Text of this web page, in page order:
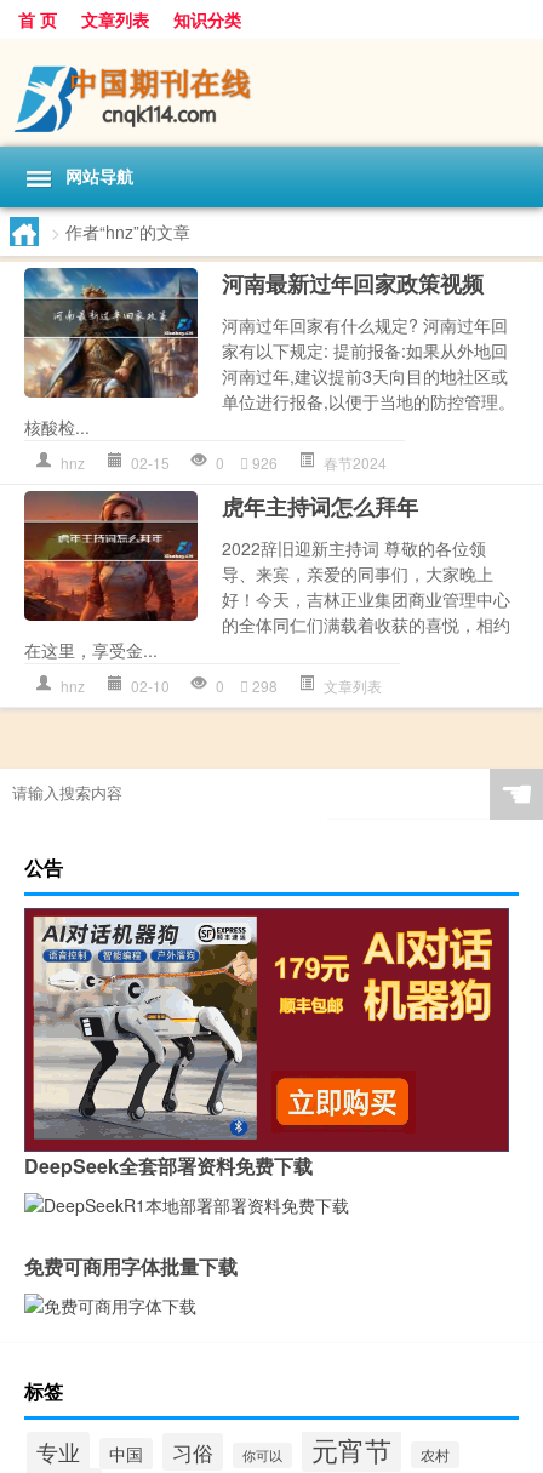
首 页 文章列表 知识分类
网站导航
> 作者“hnz”的文章
河南最新过年回家政策视频
河南过年回家有什么规定? 河南过年回
家有以下规定: 提前报备:如果从外地回
河南过年,建议提前3天向目的地社区或
单位进行报备,以便于当地的防控管理。
核酸检...
hnz 02-15 0 926 春节2024
虎年主持词怎么拜年
2022辞旧迎新主持词 尊敬的各位领
导、来宾，亲爱的同事们，大家晚上
好！今天，吉林正业集团商业管理中心
的全体同仁们满载着收获的喜悦，相约
在这里，享受金...
hnz 02-10 0 298 文章列表
☚
公告
DeepSeek全套部署资料免费下载
免费可商用字体批量下载
标签
专业 中国 习俗 你可以 元宵节 农村